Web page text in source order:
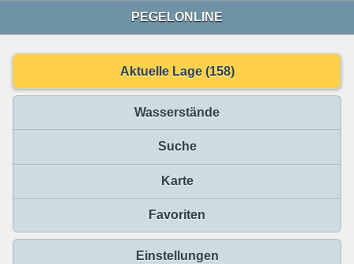
PEGELONLINE
Aktuelle Lage (158)
Wasserstände
Suche
Karte
Favoriten
Einstellungen